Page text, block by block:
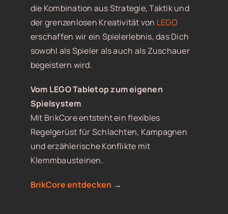
die Kombination aus Strategie, Taktik und
der grenzenlosen Kreativität von LEGO
erschaffen wir ein Spielerlebnis, das Dich
sowohl als Spieler als auch als Zuschauer
begeistern wird.
Vom LEGO Tabletop zum eigenen
Spielsystem
Mit BrikCore entsteht ein flexibles
Regelgerüst für Schlachten, Kampagnen
und erzählerische Konflikte mit
Klemmbausteinen.
BrikCore entdecken →